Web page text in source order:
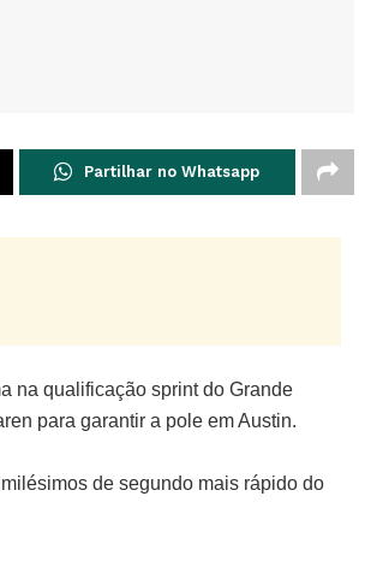
Partilhar no Whatsapp
na qualificação sprint do Grande
para garantir a pole em Austin.
de segundo mais rápido do